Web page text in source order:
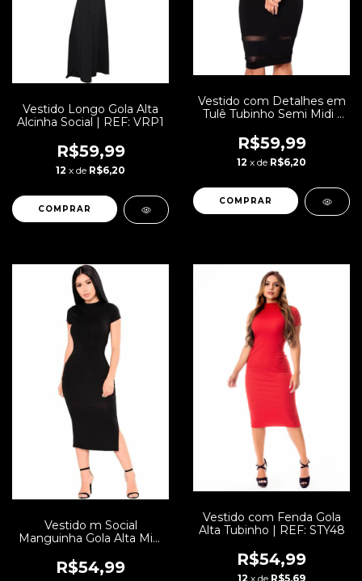
Vestido Longo Gola Alta
Alcinha Social | REF: VRP1
R$59,99
12 x de R$6,20
COMPRAR
Vestido com Detalhes em
Tulê Tubinho Semi Midi |
R$59,99
12 x de R$6,20
COMPRAR
Vestido m Social
Manguinha Gola Alta Midi
R$54,99
Vestido com Fenda Gola
Alta Tubinho | REF: STY48
R$54,99
12 x de R$5,69